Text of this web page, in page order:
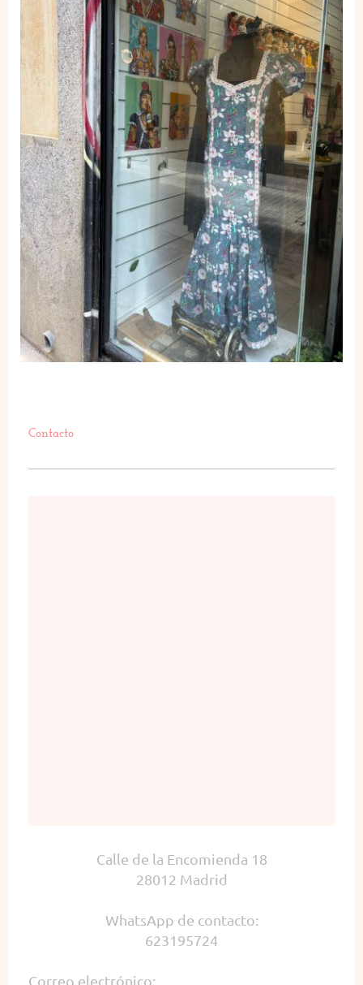
Contacto
Calle de la Encomienda 18
28012 Madrid
WhatsApp de contacto:
623195724
Correo electrónico: